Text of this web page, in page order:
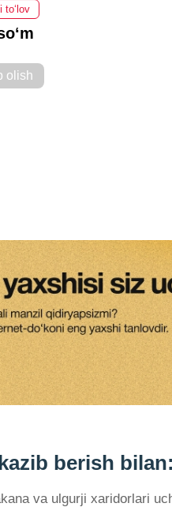
to‘lov
olish
berish
va ulgurji xaridorlari